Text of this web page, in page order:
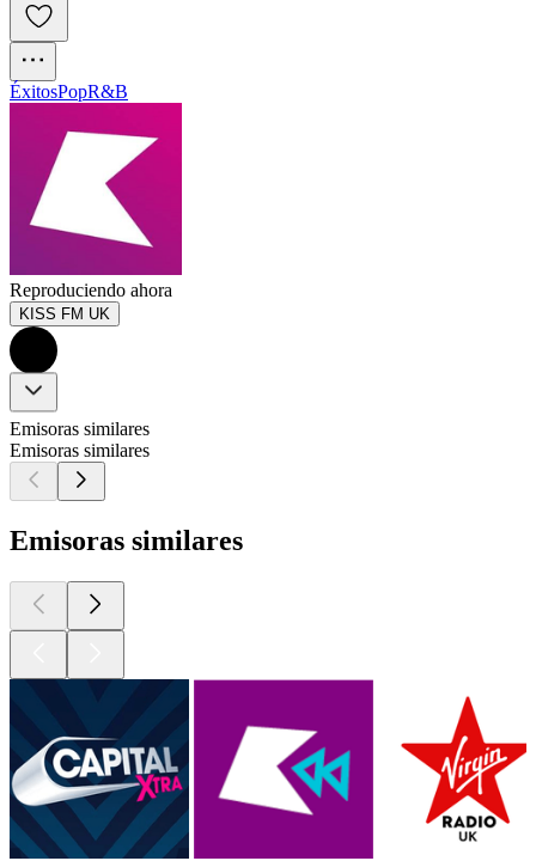
ÉxitosPopR&B
Reproduciendo ahora
KISS FM UK
Emisoras similares
Emisoras similares
Emisoras similares